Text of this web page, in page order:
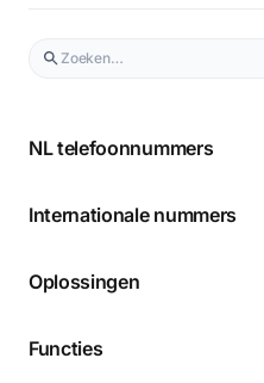
NL telefoonnummers
Internationale nummers
Oplossingen
Functies